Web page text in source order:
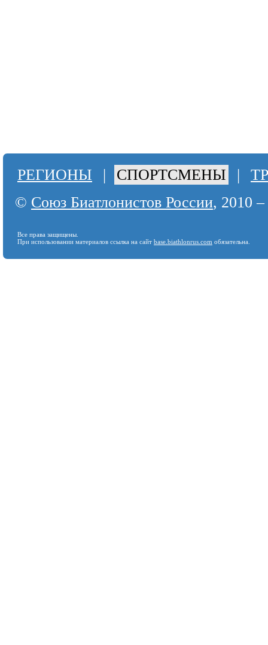
РЕГИОНЫ | СПОРТСМЕНЫ |
© Союз Биатлонистов России, 2010
Все права защищены.
При использовании материалов ссылка на сайт base.biathlonrus.com обязательна.